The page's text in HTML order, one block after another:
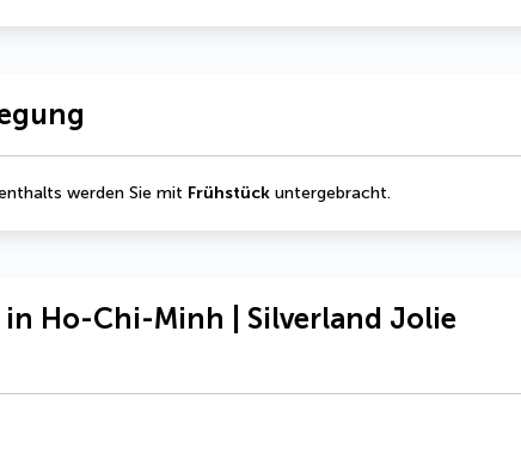
werden Sie mit Frühstück untergebracht.
Ho-Chi-Minh | Silverland Jolie